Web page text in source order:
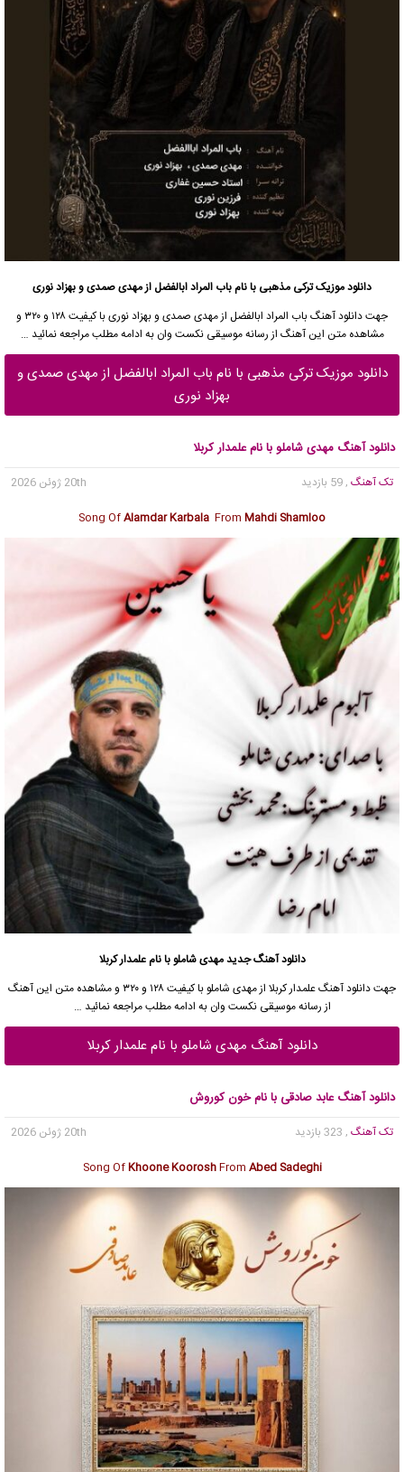
دانلود موزیک ترکی مذهبی با نام باب المراد ابالفضل از مهدی صمدی و بهزاد نوری
جهتدانلود آهنگ
باب المراد ابالفضل از مهدی صمدی و بهزاد نوری با کیفیت ۱۲۸ و ۳۲۰ و
مشاهده متن این آهنگ از رسانه موسیقی نکست وان به ادامه مطلب مراجعه نمائید …
دانلود موزیک ترکی مذهبی با نام باب المراد ابالفضل از مهدی صمدی و
بهزاد نوری
دانلود آهنگ مهدی شاملو با نام علمدار کربلا
تک آهنگ , 59 بازدید
20th ژوئن 2026
Song OfAlamdar Karbala From Mahdi Shamloo
دانلود آهنگ جدید مهدی شاملو با نام علمدار کربلا
جهتدانلود آهنگ
علمدار کربلا از مهدی شاملو با کیفیت ۱۲۸ و ۳۲۰ و مشاهده متن این آهنگ
از رسانه موسیقی نکست وان به ادامه مطلب مراجعه نمائید …
دانلود آهنگ مهدی شاملو با نام علمدار کربلا
دانلود آهنگ عابد صادقی با نام خون کوروش
تک آهنگ , 323 بازدید
20th ژوئن 2026
Song OfKhoone KooroshFrom Abed Sadeghi